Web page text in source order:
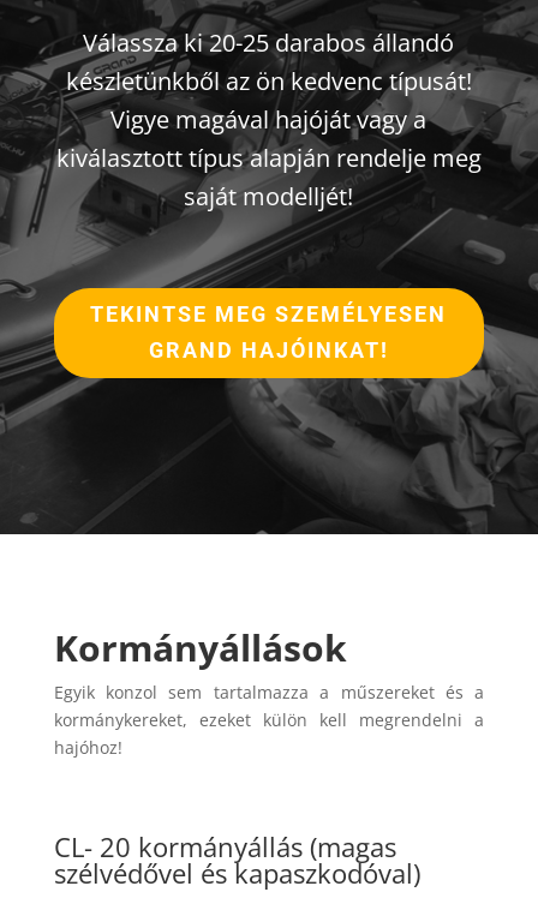
Válassza ki 20-25 darabos állandó
készletünkből az ön kedvenc típusát!
Vigye magával hajóját vagy a
kiválasztott típus alapján rendelje meg
saját modelljét!
TEKINTSE MEG SZEMÉLYESEN
GRAND HAJÓINKAT!
Kormányállások
Egyik konzol sem tartalmazza a műszereket és a
kormánykereket, ezeket külön kell megrendelni a
hajóhoz!
CL- 20 kormányállás (magas
szélvédővel és kapaszkodóval)